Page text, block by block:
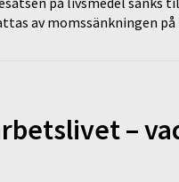
av momssänkningen
–